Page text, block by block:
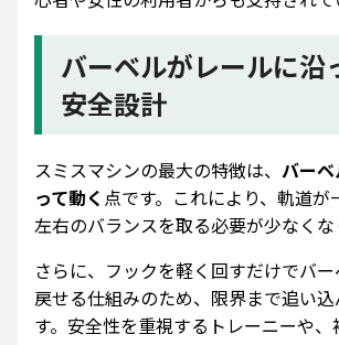
バーベルがレールに沿
安全設計
スミスマシンの最大の特徴は、 バー
って動く 点です。これにより、軌道が
左右のバランスを取る必要が少なくな
さらに、フックを軽く回すだけでバ
戻せる仕組みのため、限界まで追い
す。安全性を重視するトレーニーや